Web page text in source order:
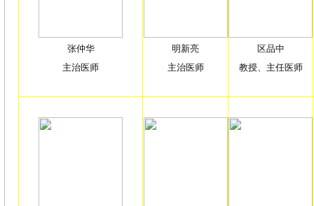
张仲华
主治医师
明新亮
主治医师
区品中
教授、主任医师